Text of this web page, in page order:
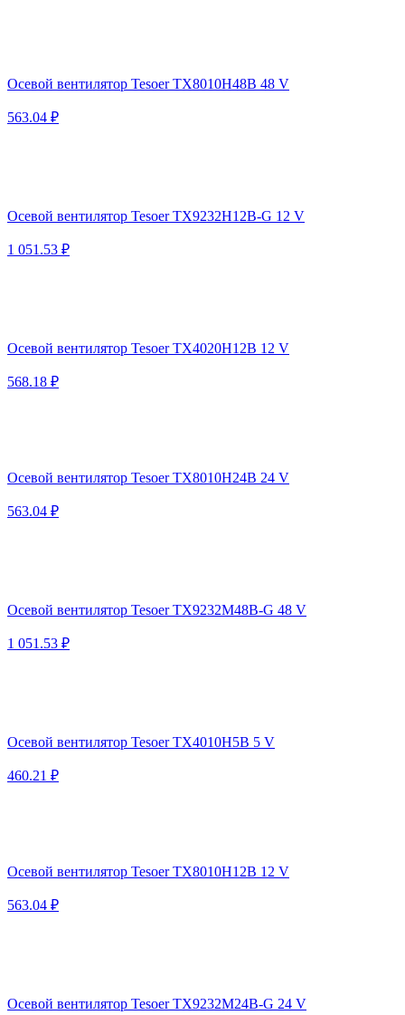
Осевой вентилятор Tesoer TX8010H48B 48 V
563.04 ₽
Осевой вентилятор Tesoer TX9232H12B-G 12 V
1 051.53 ₽
Осевой вентилятор Tesoer TX4020H12B 12 V
568.18 ₽
Осевой вентилятор Tesoer TX8010H24B 24 V
563.04 ₽
Осевой вентилятор Tesoer TX9232M48B-G 48 V
1 051.53 ₽
Осевой вентилятор Tesoer TX4010H5B 5 V
460.21 ₽
Осевой вентилятор Tesoer TX8010H12B 12 V
563.04 ₽
Осевой вентилятор Tesoer TX9232M24B-G 24 V